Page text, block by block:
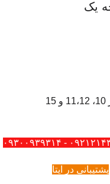
پشتیبانی در ایتا